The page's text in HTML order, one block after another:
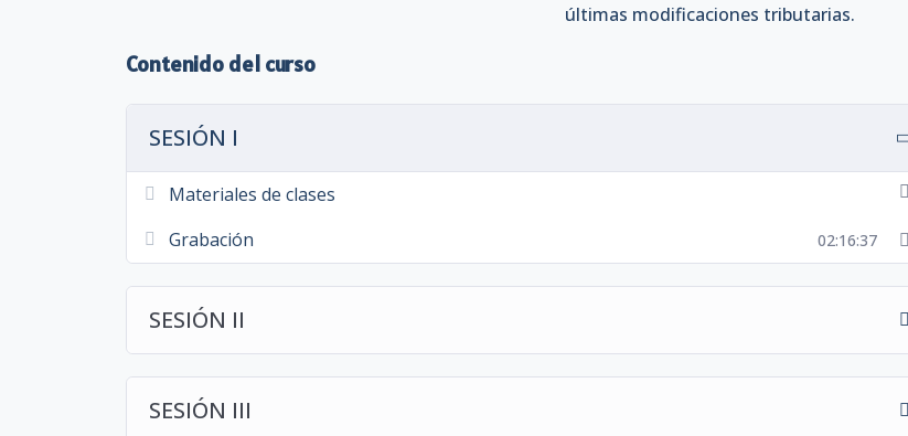
normas NIIF, legislación laboral, tributaria y sectorial. Contador público a nombre de la
ámbito agroindustrial, atendiendo fiscalizaciones de la SUNAT y gestionando procesos de
determinación tributaria. Ha presidido el Comité de Tributación del Colegio de Contadores
Públicos de La Libertad y se desempeña como consultor en temas fiscales. Es egresado en
la Maestría en Tributación y Auditoría por la Universidad Nacional de Trujillo, con
formación especializada en NIIF por ESAN. Asimismo, ejerce como docente y capacitador
en reconocidas instituciones del país.
últimas modificaciones tributarias.
Contenido del curso
SESIÓN I
Materiales de clases
Grabación
02:16:37
SESIÓN II
SESIÓN III